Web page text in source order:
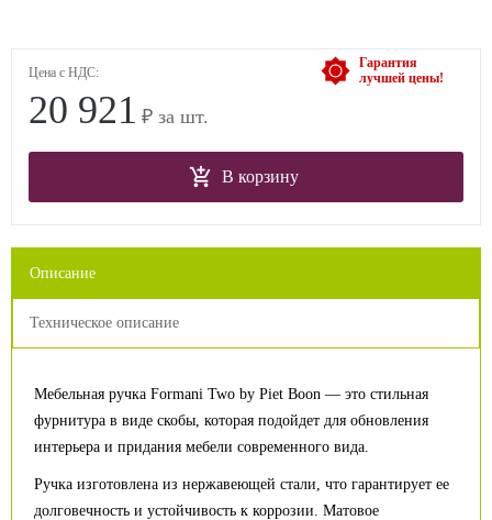
Гарантия
лучшей цены!
Цена с НДС:
20 921 ₽ за шт.
В корзину
Описание
Техническое описание
Мебельная ручка Formani Two by Piet Boon — это стильная
фурнитура в виде скобы, которая подойдет для обновления
интерьера и придания мебели современного вида.
Ручка изготовлена из нержавеющей стали, что гарантирует ее
долговечность и устойчивость к коррозии. Матовое